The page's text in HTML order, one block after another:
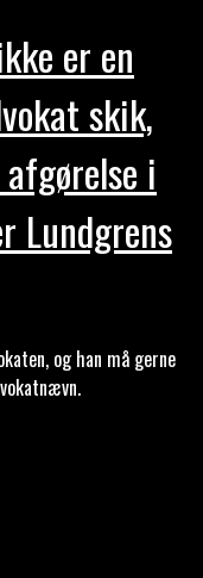
er en
skik,
i
Lundgrens
og han må gerne